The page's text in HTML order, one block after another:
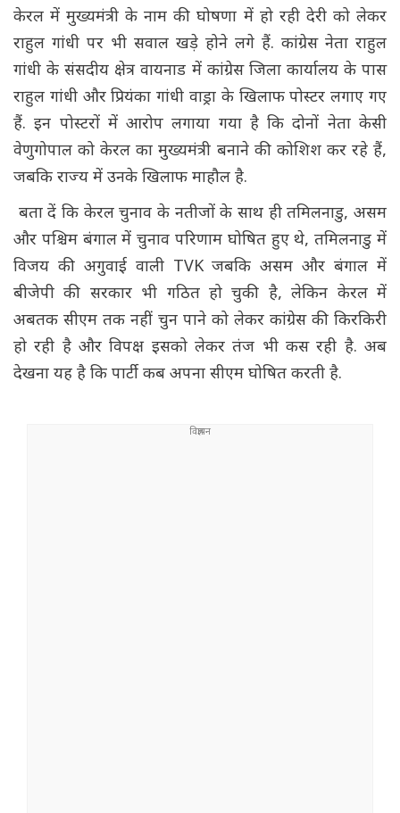
केरल में मुख्यमंत्री के नाम की घोषणा में हो रही देरी को लेकर
राहुल गांधी पर भी सवाल खड़े होने लगे हैं. कांग्रेस नेता राहुल
गांधी के संसदीय क्षेत्र वायनाड में कांग्रेस जिला कार्यालय के पास
राहुल गांधी और प्रियंका गांधी वाड्रा के खिलाफ पोस्टर लगाए गए
हैं. इन पोस्टरों में आरोप लगाया गया है कि दोनों नेता केसी
वेणुगोपाल को केरल का मुख्यमंत्री बनाने की कोशिश कर रहे हैं,
जबकि राज्य में उनके खिलाफ माहौल है.
बता दें कि केरल चुनाव के नतीजों के साथ ही तमिलनाडु, असम
और पश्चिम बंगाल में चुनाव परिणाम घोषित हुए थे, तमिलनाडु में
विजय की अगुवाई वाली TVK जबकि असम और बंगाल में
बीजेपी की सरकार भी गठित हो चुकी है, लेकिन केरल में
अबतक सीएम तक नहीं चुन पाने को लेकर कांग्रेस की किरकिरी
हो रही है और विपक्ष इसको लेकर तंज भी कस रही है. अब
देखना यह है कि पार्टी कब अपना सीएम घोषित करती है.